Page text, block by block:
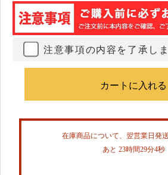
注意事項の内容を了承し
在庫商品について、翌営業日発
あと 23時間29分4秒